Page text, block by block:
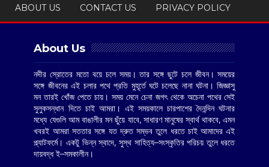
ABOUT US CONTACT US PRIVACY POLICY
About Us
নদীর স্রোতের মতো বয়ে চলে সময়। তার সঙ্গে ছুটে চলে জীবন। সময়ের
সঙ্গে জীবনের এই চলার পথে প্রতি মুহূর্তে ঘটে চলেছে নানা ঘটনা। জিজ্ঞাসু
মন তারই খোঁজ পেতে চায়। সময় মেনে চেনা জগৎ থেকে অচেনা পথের সেই
সুলুকসন্ধান দিতে চাই আমরা। এই সময়কালে চারপাশের দৈনন্দিন ঘটনার
মধ্যে যেগুলি আম বাঙালীর মন ছুঁয়ে যাবে, সাধারণ মানুষের স্বার্থ থাকবে, এমন
খবরই আমরা সততার সঙ্গে যত দ্রুত সম্ভব তুলে ধরতে চাই আমাদের এই
প্ল্যাটফর্মে। একটু ভিন্ন স্বাদে, সুস্থ সাহিত্য–সংস্কৃতির পরিচয় তুলে ধরতে
দায়বদ্ধ ই–সমকালীন।